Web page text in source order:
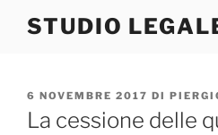
STUDIO
PUBBLICATO
IL
6 NOVEMBRE 2017 DI
La cessione delle